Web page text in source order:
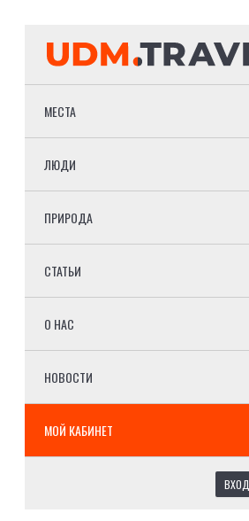
МЕСТА
ЛЮДИ
ПРИРОДА
СТАТЬИ
О НАС
НОВОСТИ
МОЙ КАБИНЕТ
ВХОД